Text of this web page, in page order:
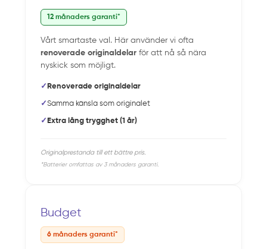
12 månaders garanti*
Vårt smartaste val. Här använder vi ofta
renoverade originaldelar för att nå så nära
nyskick som möjligt.
✓ Renoverade originaldelar
✓Samma känsla som originalet
✓ Extra lång trygghet (1 år)
Originalprestanda till ett bättre pris.
*Batterier omfattas av 3 månaders garanti.
Budget
6 månaders garanti*